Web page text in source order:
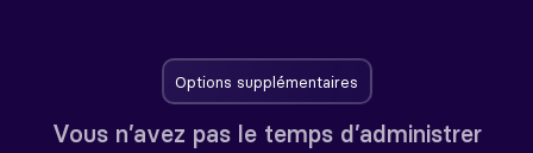
Options supplémentaires
Vous n’avez pas le temps d’administrer